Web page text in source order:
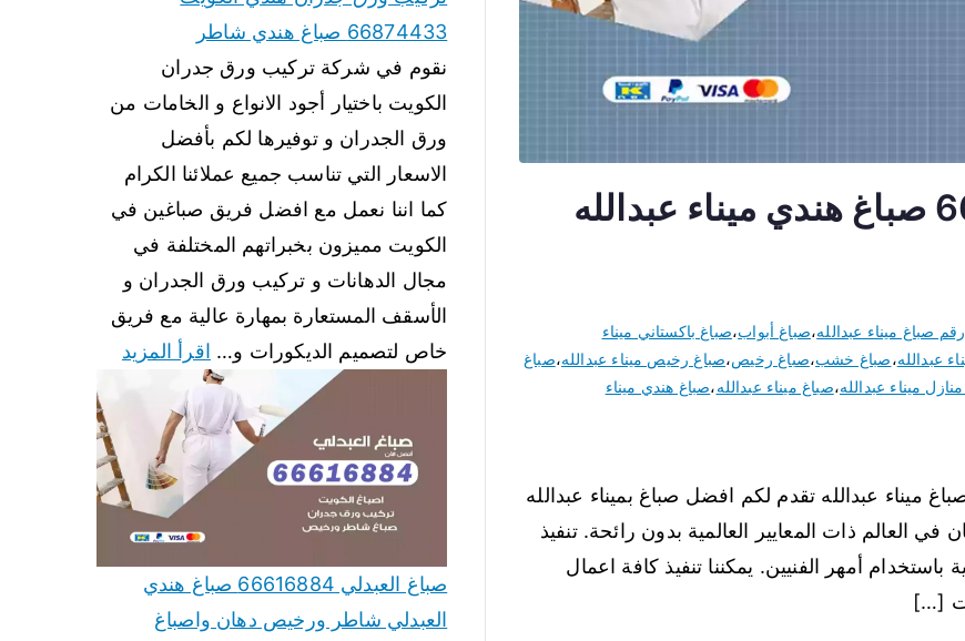
صباغ ميناء عبدالله 66616884 صباغ هندي ميناء عبدالله
رقم صباغ ميناء عبدالله،صباغ أبواب،صباغ باكستاني ميناء
عبدالله،صباغ خشب،صباغ رخيص،صباغ رخيص ميناء عبدالله،صباغ
ميناء عبدالله،صباغ ميناء عبدالله،صباغ هندي ميناء
عبدالله تقدم لكم افضل صباغ بميناء عبدالله
العالم ذات المعايير العالمية بدون رائحة. تنفيذ
أمهر الفنيين. يمكننا تنفيذ كافة اعمال
[…]
66874433 صباغ هندي شاطر
نقوم في شركة تركيب ورق جدران
الكويت باختيار أجود الانواع و الخامات من
ورق الجدران و توفيرها لكم بأفضل
الاسعار التي تناسب جميع عملائنا الكرام
كما اننا نعمل مع افضل فريق صباغين في
الكويت مميزون بخبراتهم المختلفة في
مجال الدهانات و تركيب ورق الجدران و
الأسقف المستعارة بمهارة عالية مع فريق
خاص لتصميم الديكورات و… اقرأ المزيد
صباغ العبدلي 66616884 صباغ هندي
العبدلي شاطر ورخيص دهان واصباغ